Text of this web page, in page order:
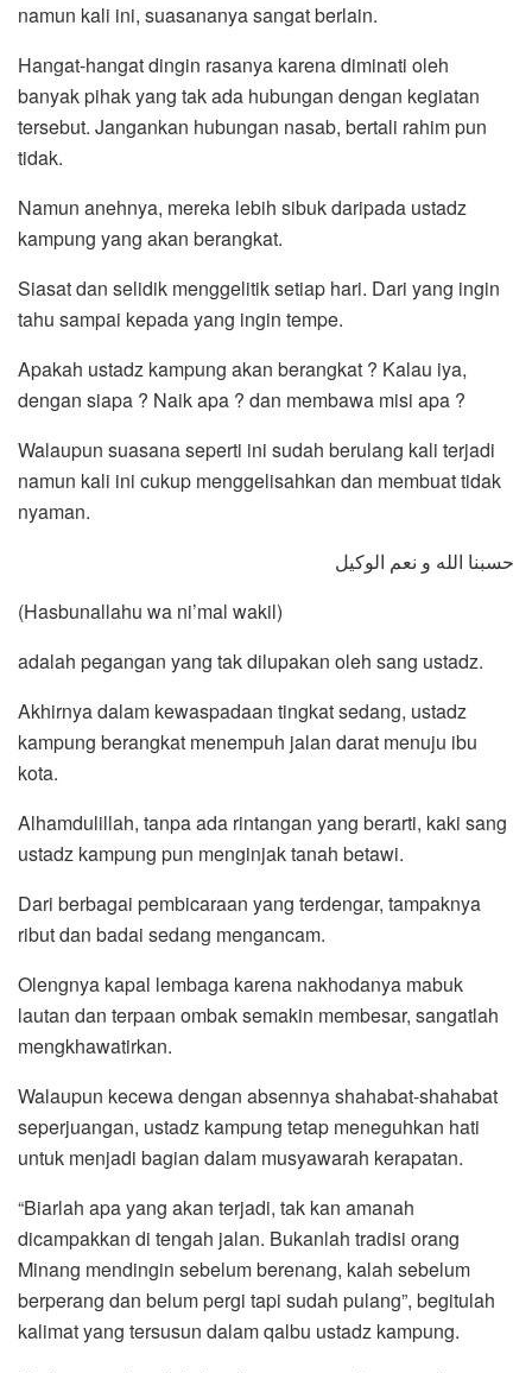
namun kali ini, suasananya sangat berlain.
Hangat-hangat dingin rasanya karena diminati oleh
banyak pihak yang tak ada hubungan dengan kegiatan
tersebut. Jangankan hubungan nasab, bertali rahim pun
tidak.
Namun anehnya, mereka lebih sibuk daripada ustadz
kampung yang akan berangkat.
Siasat dan selidik menggelitik setiap hari. Dari yang ingin
tahu sampai kepada yang ingin tempe.
Apakah ustadz kampung akan berangkat ? Kalau iya,
dengan siapa ? Naik apa ? dan membawa misi apa ?
Walaupun suasana seperti ini sudah berulang kali terjadi
namun kali ini cukup menggelisahkan dan membuat tidak
nyaman.
حسبنا الله و نعم الوكيل
(Hasbunallahu wa ni’mal wakil)
adalah pegangan yang tak dilupakan oleh sang ustadz.
Akhirnya dalam kewaspadaan tingkat sedang, ustadz
kampung berangkat menempuh jalan darat menuju ibu
kota.
Alhamdulillah, tanpa ada rintangan yang berarti, kaki sang
ustadz kampung pun menginjak tanah betawi.
Dari berbagai pembicaraan yang terdengar, tampaknya
ribut dan badai sedang mengancam.
Olengnya kapal lembaga karena nakhodanya mabuk
lautan dan terpaan ombak semakin membesar, sangatlah
mengkhawatirkan.
Walaupun kecewa dengan absennya shahabat-shahabat
seperjuangan, ustadz kampung tetap meneguhkan hati
untuk menjadi bagian dalam musyawarah kerapatan.
“Biarlah apa yang akan terjadi, tak kan amanah
dicampakkan di tengah jalan. Bukanlah tradisi orang
Minang mendingin sebelum berenang, kalah sebelum
berperang dan belum pergi tapi sudah pulang”, begitulah
kalimat yang tersusun dalam qalbu ustadz kampung.